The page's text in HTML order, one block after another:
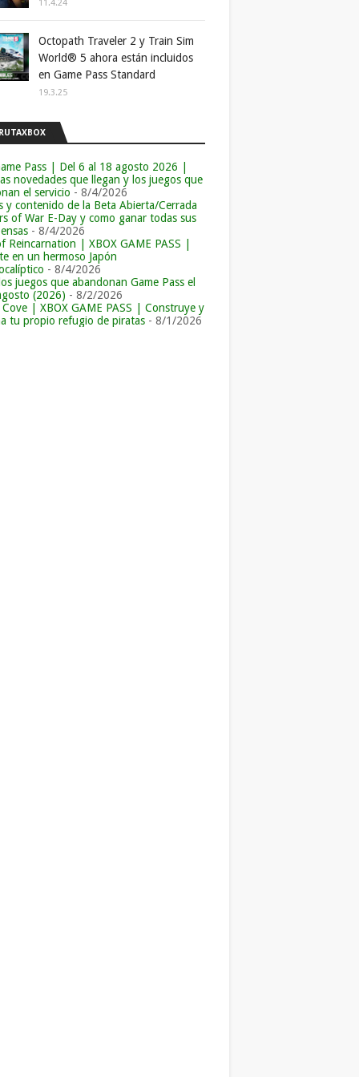
11.4.24
Octopath Traveler 2 y Train Sim
World® 5 ahora están incluidos
en Game Pass Standard
19.3.25
Pass | Del 6 al 18 agosto 2026 |
novedades que llegan y los juegos que
el servicio - 8/4/2026
y contenido de la Beta Abierta/Cerrada
of War E-Day y como ganar todas sus
- 8/4/2026
Reincarnation | XBOX GAME PASS |
en un hermoso Japón
- 8/4/2026
juegos que abandonan Game Pass el
(2026) - 8/2/2026
Cove | XBOX GAME PASS | Construye y
tu propio refugio de piratas - 8/1/2026